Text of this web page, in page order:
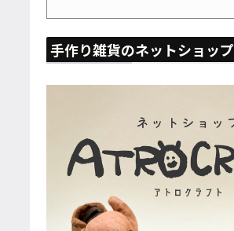
手作り雑貨のネットショップ